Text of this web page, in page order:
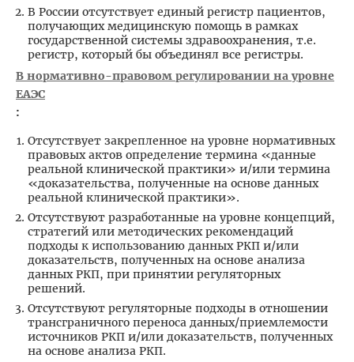
В России отсутствует единый регистр пациентов,
получающих медицинскую помощь в рамках
государственной системы здравоохранения, т.е.
регистр, который бы объединял все регистры.
В нормативно-правовом регулировании на уровне
ЕАЭС
:
Отсутствует закрепленное на уровне нормативных
правовых актов определение термина «данные
реальной клинической практики» и/или термина
«доказательства, полученные на основе данных
реальной клинической практики».
Отсутствуют разработанные на уровне концепций,
стратегий или методических рекомендаций
подходы к использованию данных РКП и/или
доказательств, полученных на основе анализа
данных РКП, при принятии регуляторных
решений.
Отсутствуют регуляторные подходы в отношении
трансграничного переноса данных/приемлемости
источников РКП и/или доказательств, полученных
на основе анализа РКП.